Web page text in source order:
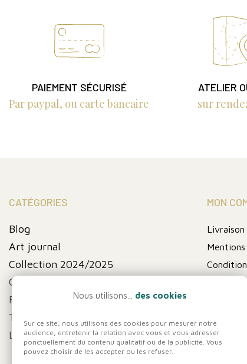
PAIEMENT SÉCURISÉ
Par paypal, ou carte bancaire
ATELIER
sur
CATÉGORIES
Blog
Art journal
Collection 2024/2025
Collection fin de série
FIN DE SERIE
Thématique
Les pochoirs
MON
Livraison
Mentions
Mon
Nous utilisons... des cookies
Sur ce site, nous utilisons des cookies pour mesurer notre
audience, entretenir la relation avec vous et vous adresser
ponctuellement du contenu qualitatif ou de la publicité. Vous
pouvez choisir de les accepter ou les refuser.